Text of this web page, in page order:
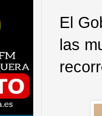
El
las